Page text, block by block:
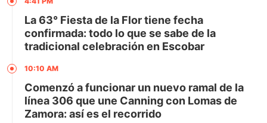
La 63° Fiesta de la Flor tiene fecha
confirmada: todo lo que se sabe de la
tradicional celebración en Escobar
10:10 AM
Comenzó a funcionar un nuevo ramal de la
línea 306 que une Canning con Lomas de
Zamora: así es el recorrido